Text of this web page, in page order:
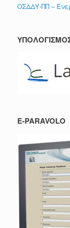
ΟΣΔΔΥ-ΠΠ –
E-PARAVOLO